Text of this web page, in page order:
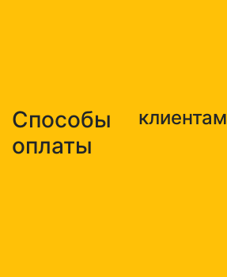
Способы
оплаты
клиентам